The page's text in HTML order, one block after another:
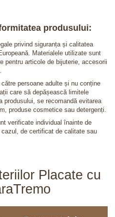
produsului:
privind siguranța și calitatea
Materialele utilizate sunt
pentru articole de bijuterie, accesorii
persoane adulte și nu conține
care să depășească limitele
produsului, se recomandă evitarea
produse cosmetice sau detergenți.
verificate individual înainte de
de certificat de calitate sau
Placate cu